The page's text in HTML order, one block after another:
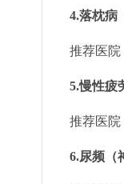
4.落枕病
推荐医院
5.慢性疲
推荐医院
6.尿频（